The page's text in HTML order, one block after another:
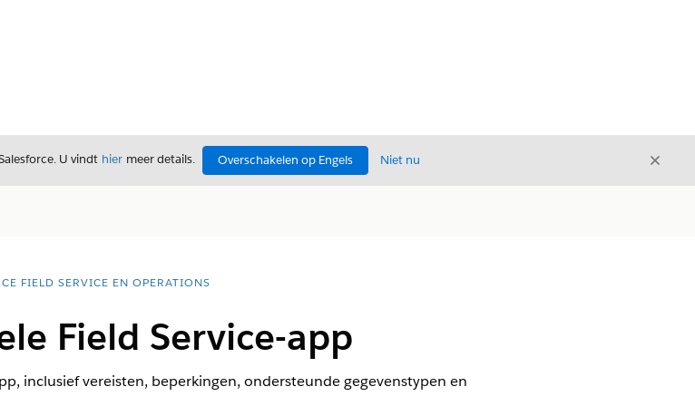
U vindt hier meer details. Overschakelen op Engels Niet nu Sluiten
FIELD SERVICE EN OPERATIONS
Field Service-app
inclusief vereisten, beperkingen, ondersteunde gegevenstypen en